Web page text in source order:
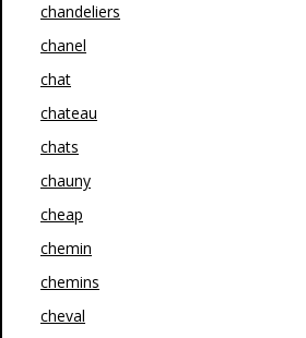
chandeliers
chanel
chat
chateau
chats
chauny
cheap
chemin
chemins
cheval